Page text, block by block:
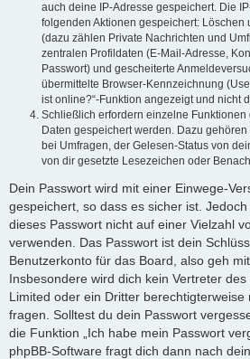
auch deine IP-Adresse gespeichert. Die
folgenden Aktionen gespeichert: Löschen
(dazu zählen Private Nachrichten und
zentralen Profildaten (E-Mail-Adresse,
Passwort) und gescheiterte
übermittelte Browser-Kennzeichnung
ist online?“-Funktion angezeigt und nicht
Schließlich erfordern einzelne Funktionen
Daten gespeichert werden. Dazu
bei Umfragen, der Gelesen-Status von
von dir gesetzte Lesezeichen oder
Dein Passwort wird mit einer Einwege-
gespeichert, so dass es sicher ist. Jedoch
dieses Passwort nicht auf einer Vielzahl
verwenden. Das Passwort ist dein
Benutzerkonto für das Board, also geh
Insbesondere wird dich kein Vertreter
Limited oder ein Dritter berechtigterweise
fragen. Solltest du dein Passwort
die Funktion „Ich habe mein Passwort
phpBB-Software fragt dich dann nach